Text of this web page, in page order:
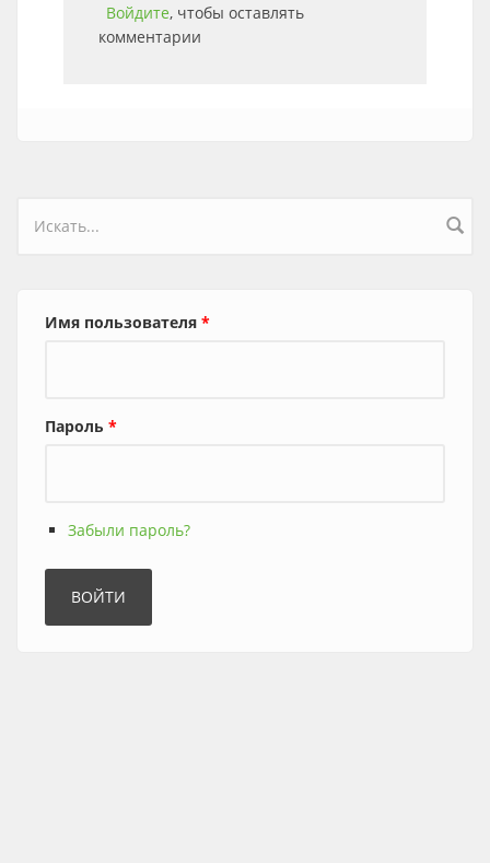
Войдите, чтобы оставлять
комментарии
Форма поиска
Имя пользователя *
Пароль *
Забыли пароль?